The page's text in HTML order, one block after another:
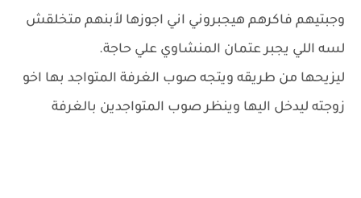
وجبتيهم فاكرهم هيجبروني اني اجوزها لأبنهم متخلقش
لسه اللي يجبر عتمان المنشاوي علي حاجة.
ليزيحها من طريقه ويتجه صوب الغرفة المتواجد بها اخو
زوجته ليدخل اليها وينظر صوب المتواجدين بالغرفة